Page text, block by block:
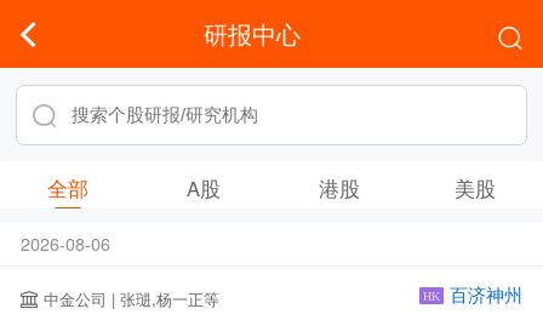
研报中心
全部 A股 港股 美股
2026-08-06
中金公司 | 张琎,杨一正等 HK 百济神州